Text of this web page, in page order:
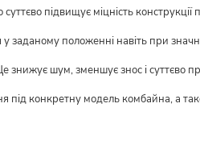
підвищує міцність
заданому положенні навіть при
знижує шум, зменшує знос і суттєво
під конкретну модель комбайна, а